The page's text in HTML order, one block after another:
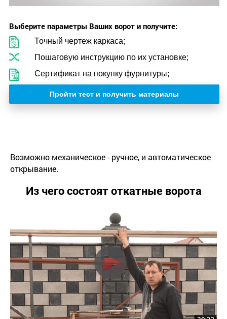
Выберите параметры Ваших ворот и получите:
Точный чертеж каркаса;
Пошаговую инструкцию по их установке;
Сертификат на покупку фурнитуры;
Пройти тест и получить материалы
Возможно механическое - ручное, и автоматическое
открывание.
Из чего состоят откатные ворота